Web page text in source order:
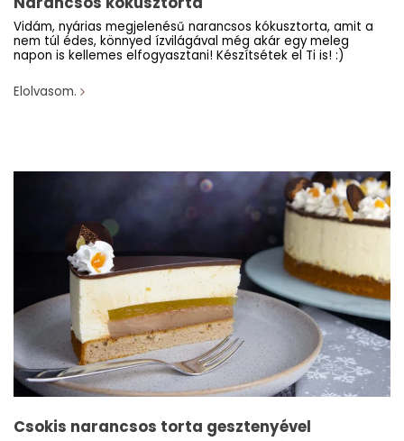
Vidám, nyárias megjelenésű narancsos kókusztorta, amit a
nem túl édes, könnyed ízvilágával még akár egy meleg
napon is kellemes elfogyasztani! Készítsétek el Ti is! :)
Elolvasom.
Csokis narancsos torta gesztenyével